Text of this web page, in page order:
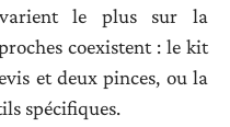
le plus sur la
coexistent : le kit
et deux pinces, ou la
spécifiques.